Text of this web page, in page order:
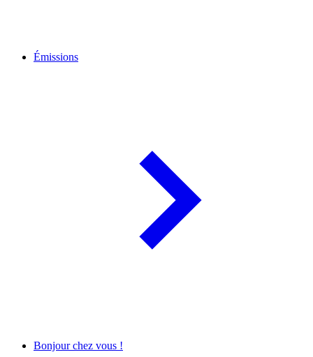
Émissions
Bonjour chez vous !